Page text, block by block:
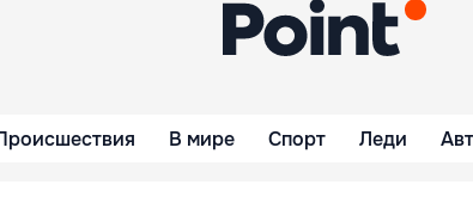
В мире Спорт Леди